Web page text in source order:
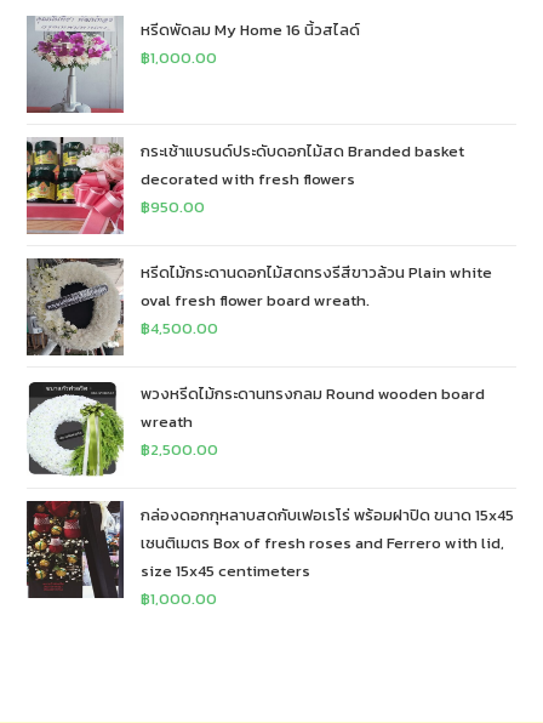
หรีดพัดลม My Home 16 นิ้วสไลด์
฿1,000.00
กระเช้าแบรนด์ประดับดอกไม้สด Branded basket
decorated with fresh flowers
฿950.00
หรีดไม้กระดานดอกไม้สดทรงรีสีขาวล้วน Plain white
oval fresh flower board wreath.
฿4,500.00
พวงหรีดไม้กระดานทรงกลม Round wooden board
wreath
฿2,500.00
กล่องดอกกุหลาบสดกับเฟอเรโร่ พร้อมฝาปิด ขนาด 15x45
เซนติเมตร Box of fresh roses and Ferrero with lid,
size 15x45 centimeters
฿1,000.00